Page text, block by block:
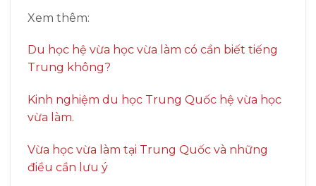
Xem thêm:
Du học hệ vừa học vừa làm có cần biết tiếng
Trung không?
Kinh nghiệm du học Trung Quốc hệ vừa học
vừa làm.
Vừa học vừa làm tại Trung Quốc và những
điều cần lưu ý